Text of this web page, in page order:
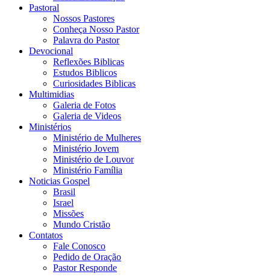
Pastoral
Nossos Pastores
Conheça Nosso Pastor
Palavra do Pastor
Devocional
Reflexões Biblicas
Estudos Biblicos
Curiosidades Biblicas
Multimidias
Galeria de Fotos
Galeria de Videos
Ministérios
Ministério de Mulheres
Ministério Jovem
Ministério de Louvor
Ministério Família
Noticias Gospel
Brasil
Israel
Missões
Mundo Cristão
Contatos
Fale Conosco
Pedido de Oração
Pastor Responde